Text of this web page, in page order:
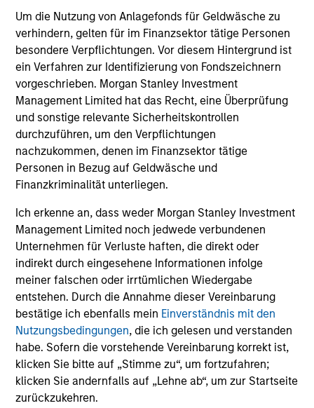
Um die Nutzung von Anlagefonds für Geldwäsche zu
verhindern, gelten für im Finanzsektor tätige Personen
besondere Verpflichtungen. Vor diesem Hintergrund ist
ein Verfahren zur Identifizierung von Fondszeichnern
vorgeschrieben. Morgan Stanley Investment
Management Limited hat das Recht, eine Überprüfung
und sonstige relevante Sicherheitskontrollen
durchzuführen, um den Verpflichtungen
nachzukommen, denen im Finanzsektor tätige
Personen in Bezug auf Geldwäsche und
Finanzkriminalität unterliegen.
Ich erkenne an, dass weder Morgan Stanley Investment
Management Limited noch jedwede verbundenen
Unternehmen für Verluste haften, die direkt oder
indirekt durch eingesehene Informationen infolge
meiner falschen oder irrtümlichen Wiedergabe
entstehen. Durch die Annahme dieser Vereinbarung
bestätige ich ebenfalls mein Einverständnis mit den
Nutzungsbedingungen, die ich gelesen und verstanden
habe. Sofern die vorstehende Vereinbarung korrekt ist,
klicken Sie bitte auf „Stimme zu“, um fortzufahren;
klicken Sie andernfalls auf „Lehne ab“, um zur Startseite
zurückzukehren.
diversified portfolio.
Investment Process
1 Our Strategy:
Focus on issue selection & yield curve management
Exploit inefficiencies in asset- and mortgage-
backed securities
Systematically underweight corporate bonds
2 Our Objective:
To serve as a ‘hedge’ to falling equity and other risk
asset prices
To help cushion against market volatility
Seek to provide liquidity in all market conditions